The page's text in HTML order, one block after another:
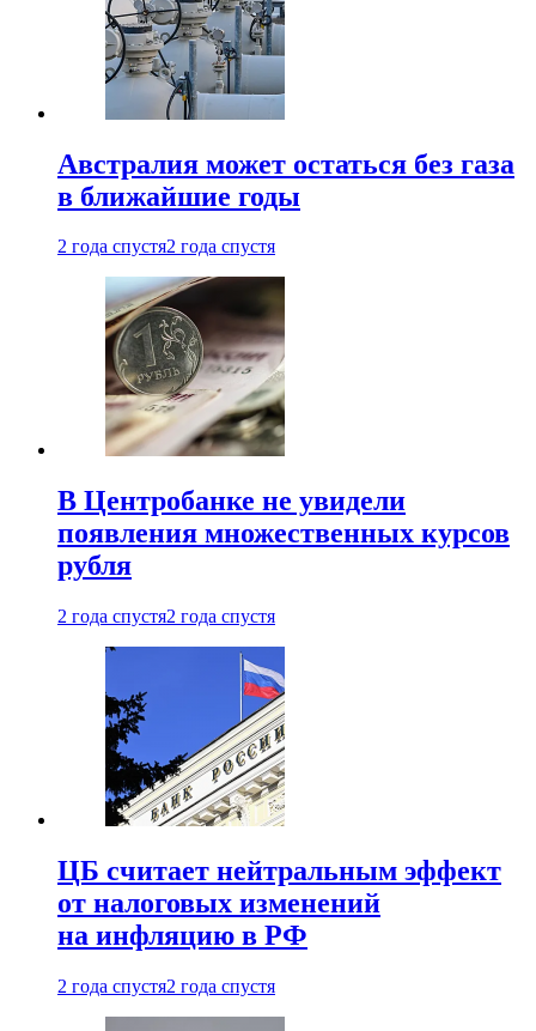
Австралия может остаться без газа
в ближайшие годы
2 года спустя2 года спустя
В Центробанке не увидели
появления множественных курсов
рубля
2 года спустя2 года спустя
ЦБ считает нейтральным эффект
от налоговых изменений
на инфляцию в РФ
2 года спустя2 года спустя